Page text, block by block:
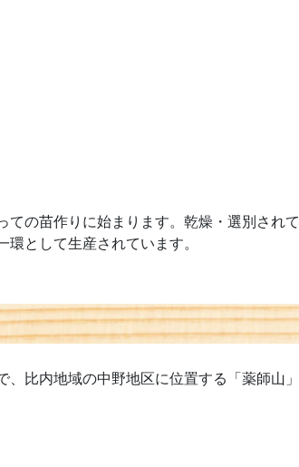
の苗作りに始まります。乾燥・選別されて
として生産されています。
比内地域の中野地区に位置する「薬師山」